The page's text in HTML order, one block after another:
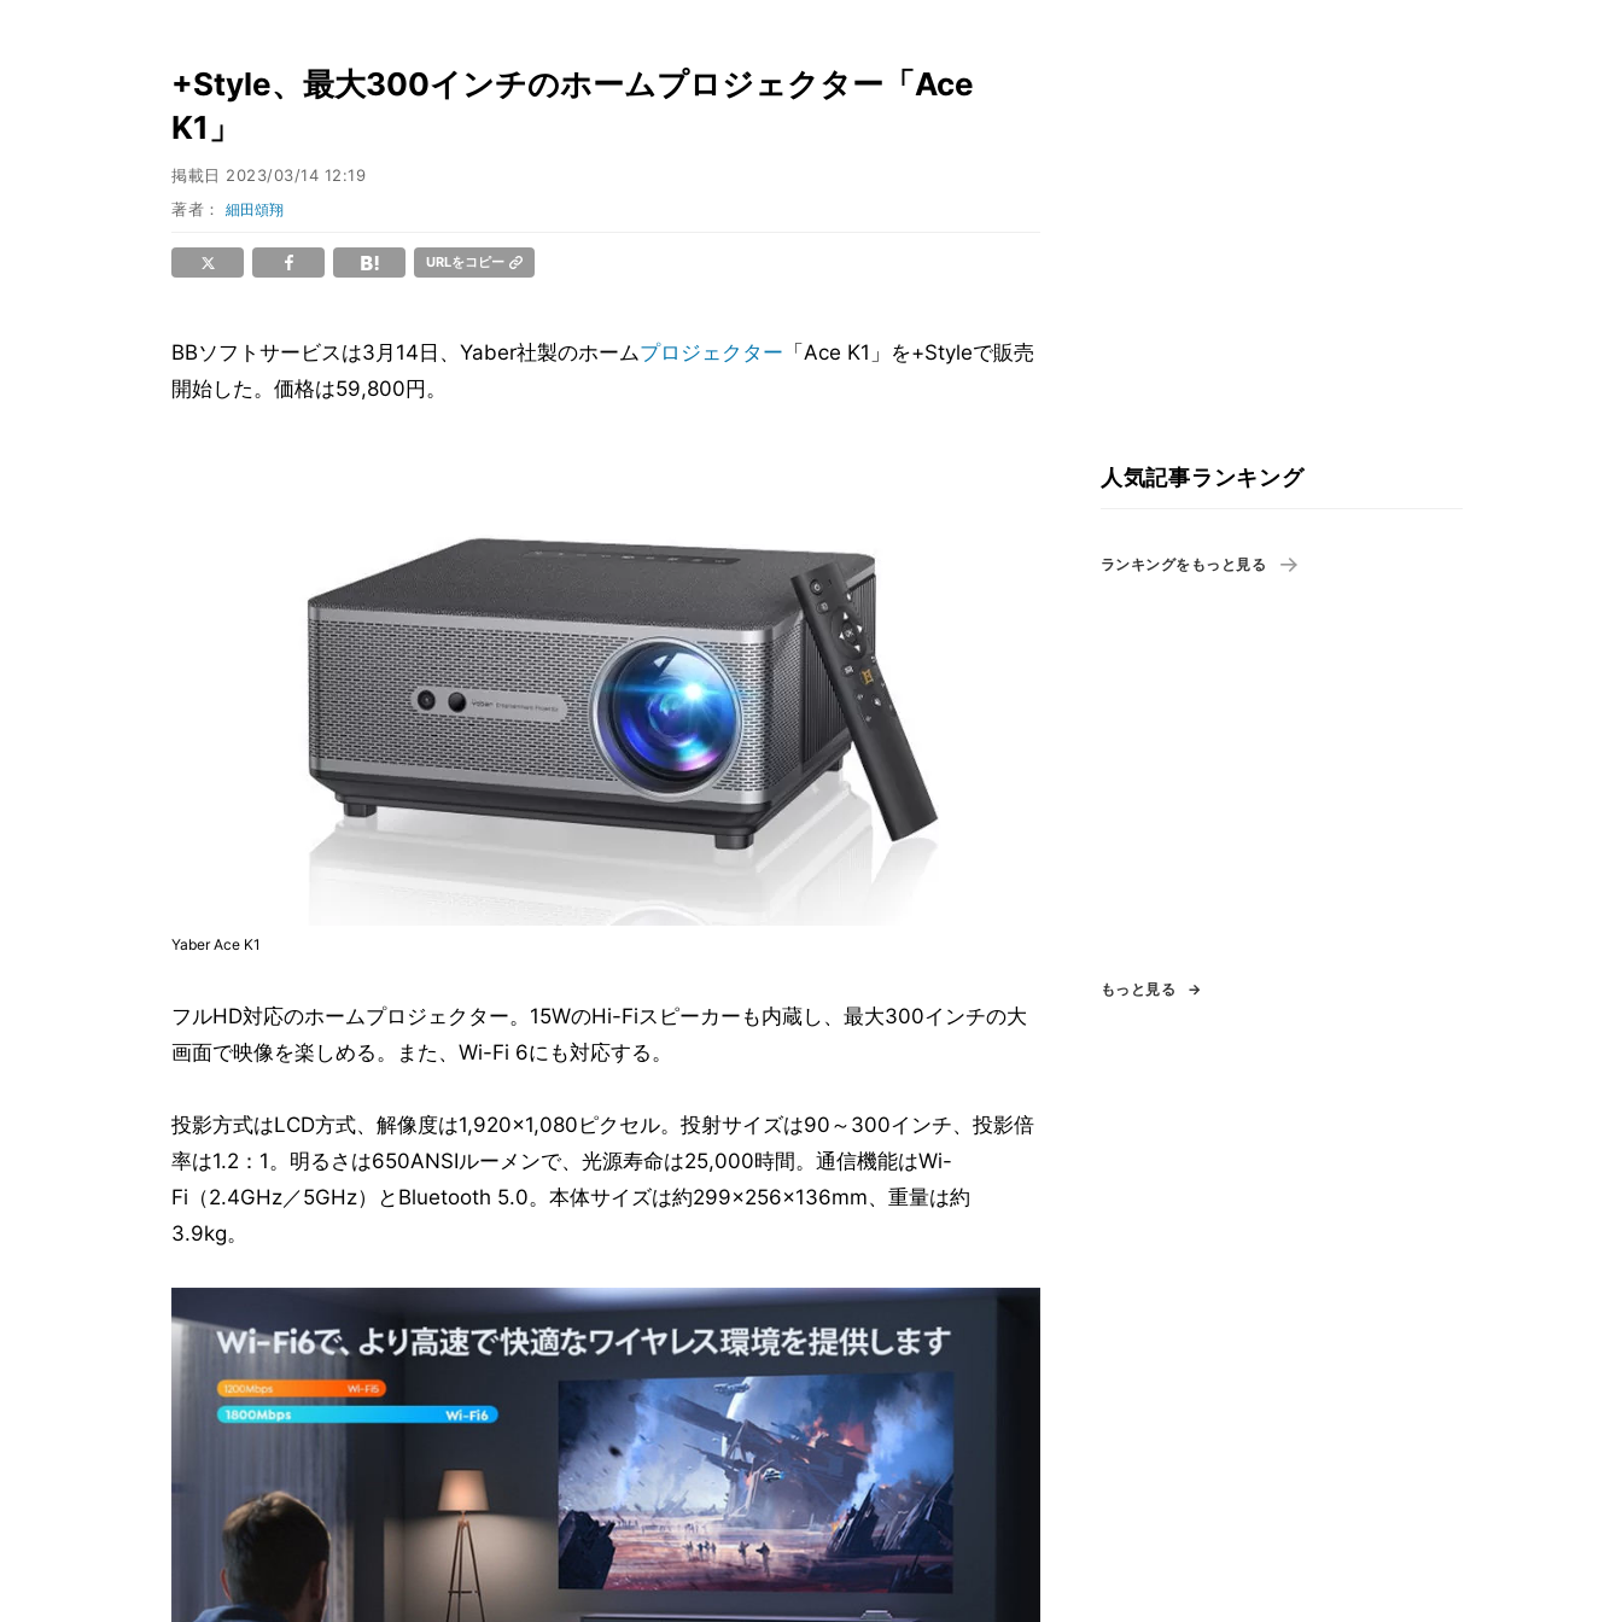
+Style、最大300インチのホームプロジェクター「Ace
K1」
掲載日 2023/03/14 12:19
著者：細田頌翔
URLをコピー
BBソフトサービスは3月14日、Yaber社製のホームプロジェクター 「Ace K1」を+Styleで販売
開始した。価格は59,800円。
Yaber Ace K1
フルHD対応のホームプロジェクター。15WのHi-Fiスピーカーも内蔵し、最大300インチの大
画面で映像を楽しめる。また、Wi-Fi 6にも対応する。
投影方式はLCD方式、解像度は1,920×1,080ピクセル。投射サイズは90～300インチ、投影倍
率は1.2：1。明るさは650ANSIルーメンで、光源寿命は25,000時間。通信機能はWi-
Fi（2.4GHz／5GHz）とBluetooth 5.0。本体サイズは約299×256×136mm、重量は約
3.9kg。
人気記事ランキング
ランキングをもっと見る
もっと見る